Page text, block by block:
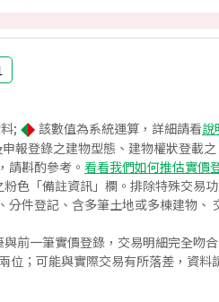
; 該數值為系統運算，詳細請看說
報登錄之建物型態、建物權狀登載
請斟酌參考。 看看我們如何推估實價
色「備註資訊」欄。排除特殊交易
件登記、含多筆土地或多棟建物、
前一筆實價登錄，交易明細完全吻
；可能與實際交易有所落差，資料